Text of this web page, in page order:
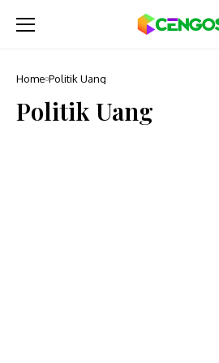
Home Politik Uang
Politik Uang